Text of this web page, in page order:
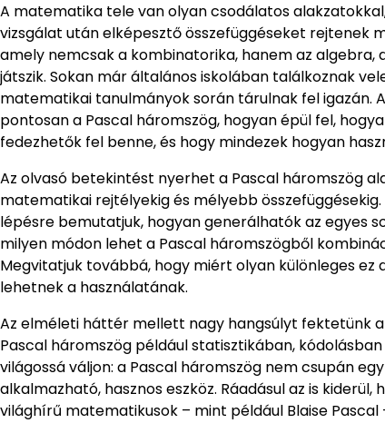
A matematika tele van olyan csodálatos
vizsgálat után elképesztő összefüggéseket rejtenek
amely nemcsak a kombinatorika, hanem az
játszik. Sokan már általános iskolában találkoznak
matematikai tanulmányok során tárulnak fel igazán.
pontosan a Pascal háromszög, hogyan épül fel,
fedezhetők fel benne, és hogy mindezek hogyan
Az olvasó betekintést nyerhet a Pascal háromszög
matematikai rejtélyekig és mélyebb
lépésre bemutatjuk, hogyan generálhatók az egyes
milyen módon lehet a Pascal háromszögből
Megvitatjuk továbbá, hogy miért olyan különleges
lehetnek a használatának.
Az elméleti háttér mellett nagy hangsúlyt fektetünk
Pascal háromszög például statisztikában,
világossá váljon: a Pascal háromszög nem csupán
alkalmazható, hasznos eszköz. Ráadásul az is
világhírű matematikusok – mint például Blaise Pascal